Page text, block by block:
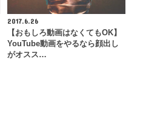
2017.6.26
【おもしろ動画はなくてもOK】
YouTube動画をやるなら顔出し
がオスス…